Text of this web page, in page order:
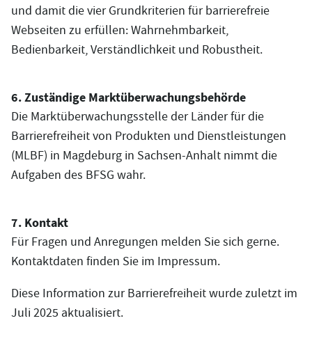
und damit die vier Grundkriterien für barrierefreie
Webseiten zu erfüllen: Wahrnehmbarkeit,
Bedienbarkeit, Verständlichkeit und Robustheit.
6. Zuständige Marktüberwachungsbehörde
Die Marktüberwachungsstelle der Länder für die
Barrierefreiheit von Produkten und Dienstleistungen
(MLBF) in Magdeburg in Sachsen-Anhalt nimmt die
Aufgaben des BFSG wahr.
7. Kontakt
Für Fragen und Anregungen melden Sie sich gerne.
Kontaktdaten finden Sie im Impressum.
Diese Information zur Barrierefreiheit wurde zuletzt im
Juli 2025 aktualisiert.